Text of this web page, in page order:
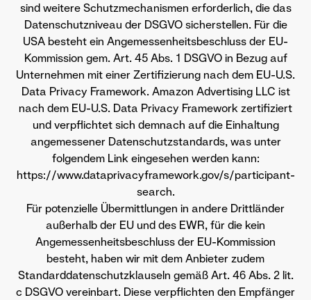
sind weitere Schutzmechanismen erforderlich, die das
Datenschutzniveau der DSGVO sicherstellen. Für die
USA besteht ein Angemessenheitsbeschluss der EU-
Kommission gem. Art. 45 Abs. 1 DSGVO in Bezug auf
Unternehmen mit einer Zertifizierung nach dem EU-U.S.
Data Privacy Framework. Amazon Advertising LLC ist
nach dem EU-U.S. Data Privacy Framework zertifiziert
und verpflichtet sich demnach auf die Einhaltung
angemessener Datenschutzstandards, was unter
folgendem Link eingesehen werden kann:
https://www.dataprivacyframework.gov/s/participant-
search.
Für potenzielle Übermittlungen in andere Drittländer
außerhalb der EU und des EWR, für die kein
Angemessenheitsbeschluss der EU-Kommission
besteht, haben wir mit dem Anbieter zudem
Standarddatenschutzklauseln gemäß Art. 46 Abs. 2 lit.
c DSGVO vereinbart. Diese verpflichten den Empfänger